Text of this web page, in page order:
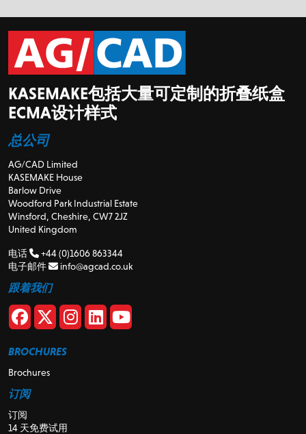
KASEMAKE包括大量可定制的折叠纸盒
ECMA设计样式
总公司
AG/CAD Limited
KASEMAKE House
Barlow Drive
Woodford Park Industrial Estate
Winsford, Cheshire, CW7 2JZ
United Kingdom
电话
+44 (0)1606 863344
电子邮件
info@agcad.co.uk
跟着我们
BROCHURES
Brochures
订阅
订阅
14 天免费试用